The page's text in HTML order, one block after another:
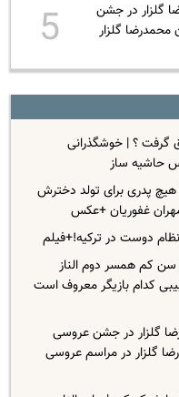
گلزار در جشن
گلزار
5
گرفت ؟ | خوشگذرانی
حاشیه ساز
هیچ پدری برای تولد دخترش
غفوریان +عکس
نظام دوست در ترکیه!+فیلم
| سن کم همسر دوم الناز
کدام بازیگر معروف است
گلزار در جشن عروسی
گلزار در مراسم عروسی